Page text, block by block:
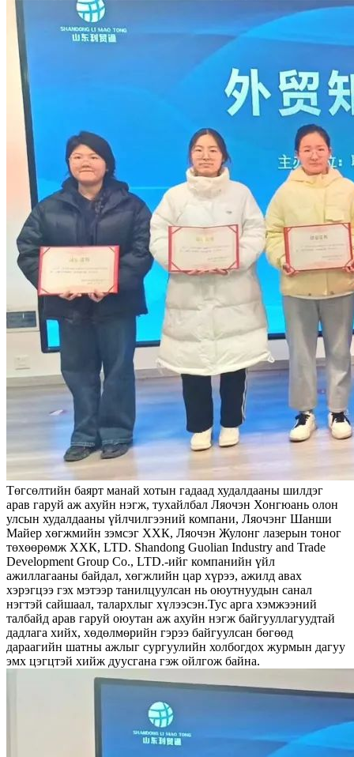
Төгсөлтийн баярт манай хотын гадаад худалдааны шилдэг
арав гаруй аж ахуйн нэгж, тухайлбал Ляочэн Хонгюань олон
улсын худалдааны үйлчилгээний компани, Ляочэнг Шанши
Майер хөгжмийн зэмсэг ХХК, Ляочэн Жулонг лазерын тоног
төхөөрөмж ХХК, LTD. Shandong Guolian Industry and Trade
Development Group Co., LTD.-ийг компанийн үйл
ажиллагааны байдал, хөгжлийн цар хүрээ, ажилд авах
хэрэгцээ гэх мэтээр танилцуулсан нь оюутнуудын санал
нэгтэй сайшаал, талархлыг хүлээсэн.Тус арга хэмжээний
талбайд арав гаруй оюутан аж ахуйн нэгж байгууллагуудтай
дадлага хийх, хөдөлмөрийн гэрээ байгуулсан бөгөөд
дараагийн шатны ажлыг сургуулийн холбогдох журмын дагуу
эмх цэгцтэй хийж дуусгана гэж ойлгож байна.